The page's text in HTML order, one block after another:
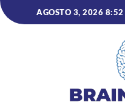
contenidoAGOSTO 3, 2026 8:52